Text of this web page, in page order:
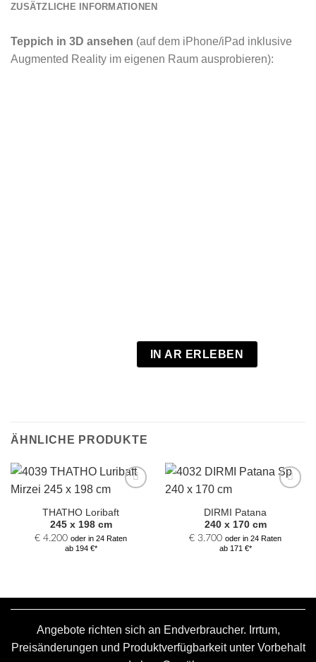
ZUSÄTZLICHE INFORMATIONEN
Teppich in 3D ansehen (auf dem iPhone/iPad inklusive
Augmented Reality im eigenen Raum ausprobieren):
IN AR ERLEBEN
ÄHNLICHE PRODUKTE
Auswahl
hinzufügen
THATHO Loribaft
245 x 198 cm
€ 4.200 oder in 24 Raten
ab 194 €*
hinzufügen
DIRMI Patana
240 x 170 cm
€ 3.700 oder in 24 Raten
ab 171 €*
Angebote richten sich an Endverbraucher. Irrtum,
Preisänderungen und Produktverfügbarkeit unter Vorbehalt